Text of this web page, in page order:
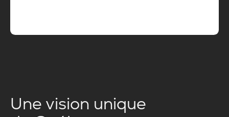
Une vision unique